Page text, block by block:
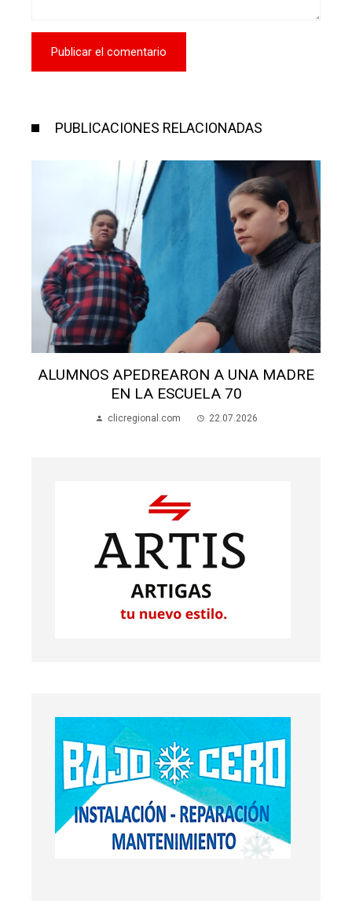
PUBLICACIONES RELACIONADAS
ALUMNOS APEDREARON A UNA MADRE
EN LA ESCUELA 70
clicregional.com 22.07.2026